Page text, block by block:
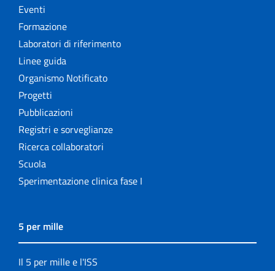
Eventi
Formazione
Laboratori di riferimento
Linee guida
Organismo Notificato
Progetti
Pubblicazioni
Registri e sorveglianze
Ricerca collaboratori
Scuola
Sperimentazione clinica fase I
5 per mille
Il 5 per mille e l'ISS